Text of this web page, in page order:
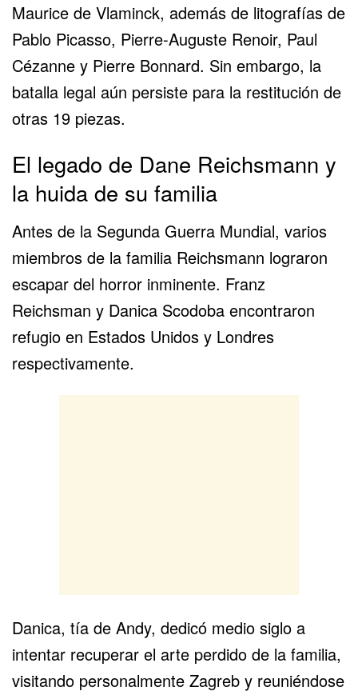
Maurice de Vlaminck, además de litografías de
Pablo Picasso, Pierre-Auguste Renoir, Paul
Cézanne y Pierre Bonnard. Sin embargo, la
batalla legal aún persiste para la restitución de
otras 19 piezas.
El legado de Dane Reichsmann y
la huida de su familia
Antes de la Segunda Guerra Mundial, varios
miembros de la familia Reichsmann lograron
escapar del horror inminente. Franz
Reichsman y Danica Scodoba encontraron
refugio en Estados Unidos y Londres
respectivamente.
Danica, tía de Andy, dedicó medio siglo a
intentar recuperar el arte perdido de la familia,
visitando personalmente Zagreb y reuniéndose